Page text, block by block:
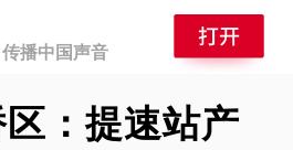
播中国声音
：提速站产